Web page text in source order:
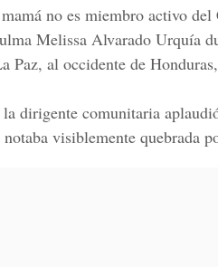
no es miembro activo
Melissa Alvarado Urquía
Paz, al occidente de
dirigente comunitaria
visiblemente quebrada